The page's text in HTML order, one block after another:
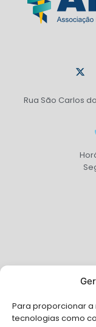
Para proporcionar a
tecnologias como
Rua São Carlos